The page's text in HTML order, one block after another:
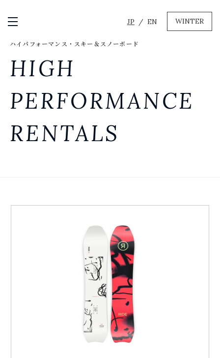
メニュー開閉 JP EN WINTER
GREEN
キャンプ イベント遊具
WINTER
特定商取引に関する表示
ハイパフォーマンス・スキー＆スノーボード
HIGH
PERFORMANCE
RENTALS